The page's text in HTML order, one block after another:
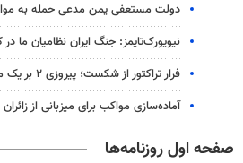
دولت مستعفی یمن مدعی حمله به
نیویورک‌تایمز: جنگ ایران نظامیان ما در
فرار تراکتور از شکست؛ پیروزی ۲ بر یک مقابل شمس‌آذر
آماده‌سازی مواکب برای میزبانی از
صفحه اول روزنامه‌ها